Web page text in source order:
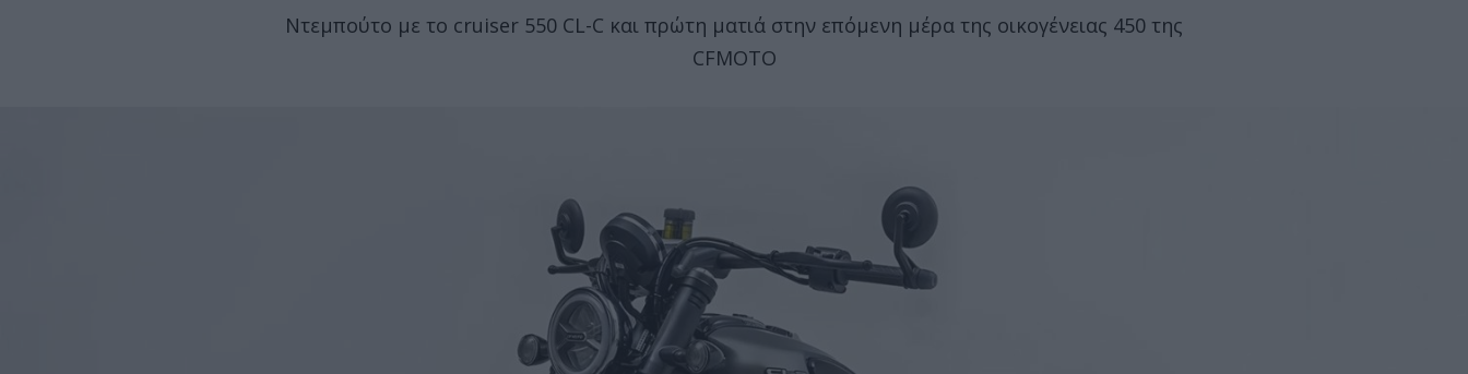
Ντεμπούτο με το cruiser 550 CL-C και πρώτη ματιά στην επόμενη μέρα της οικογένειας 450 της
CFMOTO